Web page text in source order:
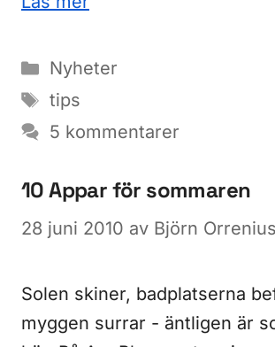
Kategorier
Nyheter
Etiketter
tips
5 kommentarer
10 Appar för sommaren
28 juni 2010 av Björn Orrenius
Solen skiner, badplatserna
myggen surrar - äntligen är